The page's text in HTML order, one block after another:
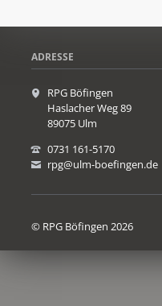
ADRESSE
RPG Böfingen
Haslacher Weg 89
89075 Ulm
0731 161-5170
rpg@ulm-boefingen.de
© RPG Böfingen 2026